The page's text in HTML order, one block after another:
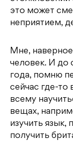
это может
неприятием,
Мне,
человек. И до
года, помню
сейчас где-то
всему
вещах,
изучить язык,
получить